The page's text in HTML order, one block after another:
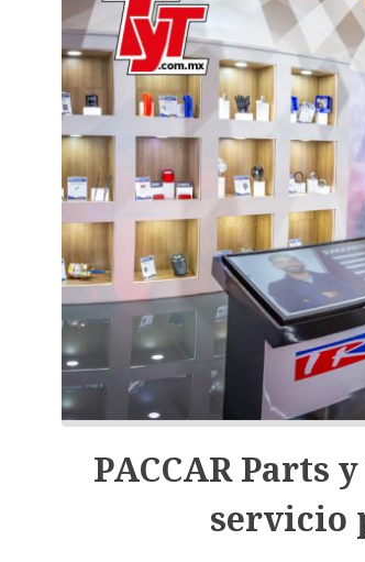
PACCAR Parts
servicio